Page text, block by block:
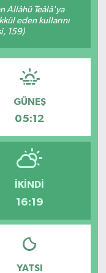
Allâhü Teâlâ'ya
eden kullarını
159)
GÜNEŞ
05:12
İKINDI
16:19
YATSI